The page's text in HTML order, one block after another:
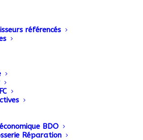
référencés
BDO
Réparation
2017 de SOLUTRANS sont bien
française de carrosserie (FFC),
de transports routier et urbain
novembre, à Lyon) sera notamment placé
des métiers de la carrosserie.
et réalité virtuelle transforment ces
dans les domaines de la recherche et du
donc mis sur les technologies du futur